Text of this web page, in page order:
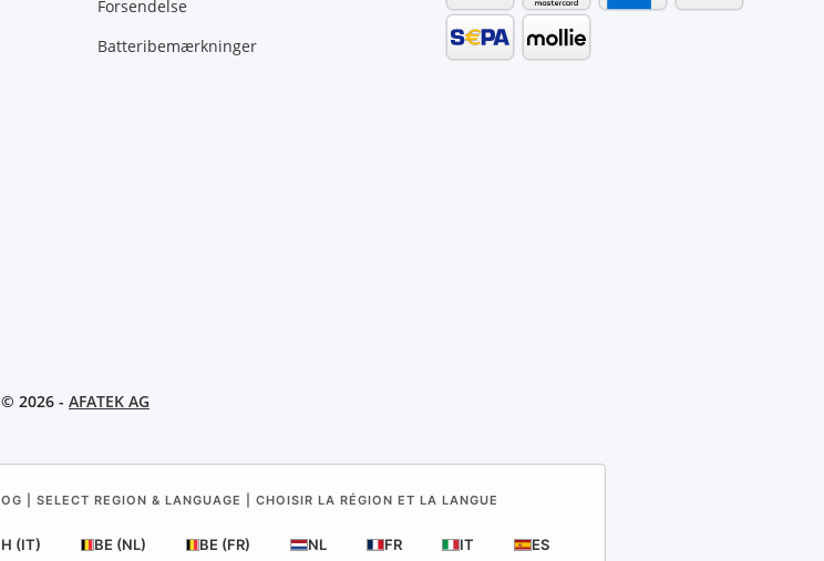
Forsendelse
Batteribemærkninger
© 2026 - AFATEK AG
| SELECT REGION & LANGUAGE | CHOISIR LA RÉGION ET LA LANGUE
(IT) BE (NL) BE (FR) NL FR IT ES